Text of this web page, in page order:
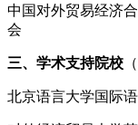
中国对外贸易经济
会
三、学术支持院校
北京语言大学国际